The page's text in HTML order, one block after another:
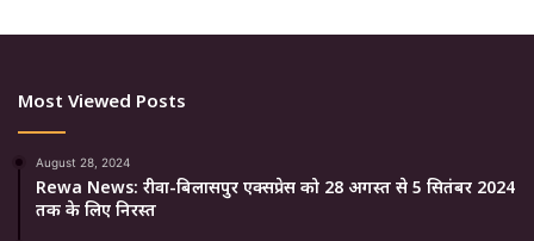
Most Viewed Posts
August 28, 2024
Rewa News: रीवा-बिलासपुर एक्सप्रेस को 28 अगस्त से 5 सितंबर 2024
तक के लिए निरस्त